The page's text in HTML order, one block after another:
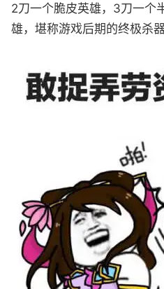
2刀一个脆皮英雄，3刀一个
雄，堪称游戏后期的终极杀器